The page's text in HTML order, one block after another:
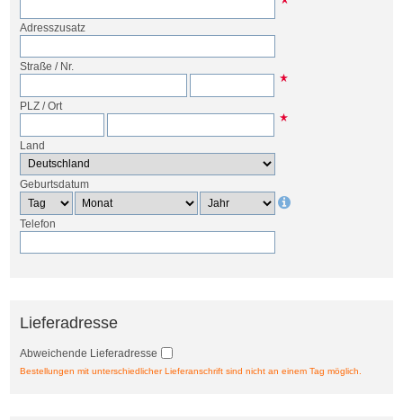
Adresszusatz
Straße / Nr.
PLZ/Ort
Land
Geburtsdatum
Telefon
Lieferadresse
Abweichende Lieferadresse
Bestellungen mit unterschiedlicher Lieferanschrift sind nicht an einem Tag möglich.